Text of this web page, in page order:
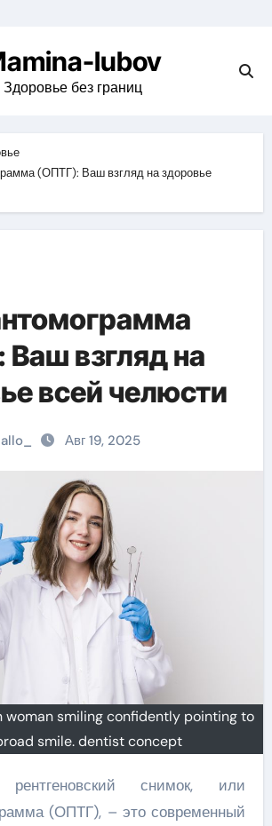
lubov
Здоровье без границ
(ОПТГ): Ваш взгляд на здоровье
взгляд на
всей челюсти
Авг 19, 2025
woman smiling confidently pointing to
smile. dentist concept
(ОПТГ), – это современный